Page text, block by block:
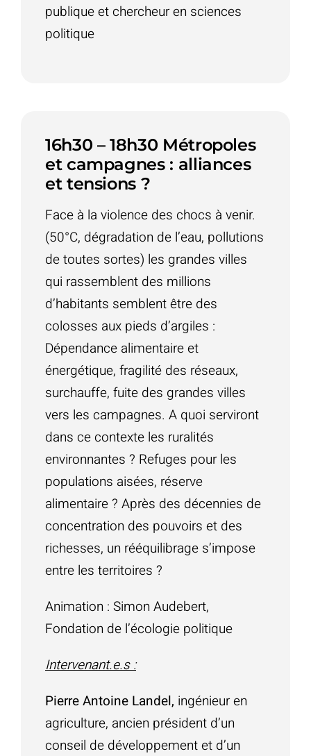
publique et chercheur en sciences
politique
16h30 – 18h30 Métropoles
et campagnes : alliances
et tensions ?
Face à la violence des chocs à venir.
(50°C, dégradation de l’eau, pollutions
de toutes sortes) les grandes villes
qui rassemblent des millions
d’habitants semblent être des
colosses aux pieds d’argiles :
Dépendance alimentaire et
énergétique, fragilité des réseaux,
surchauffe, fuite des grandes villes
vers les campagnes. A quoi serviront
dans ce contexte les ruralités
environnantes ? Refuges pour les
populations aisées, réserve
alimentaire ? Après des décennies de
concentration des pouvoirs et des
richesses, un rééquilibrage s’impose
entre les territoires ?
Animation : Simon Audebert,
Fondation de l’écologie politique
Intervenant.e.s :
Pierre Antoine Landel, ingénieur en
agriculture, ancien président d’un
conseil de développement et d’un